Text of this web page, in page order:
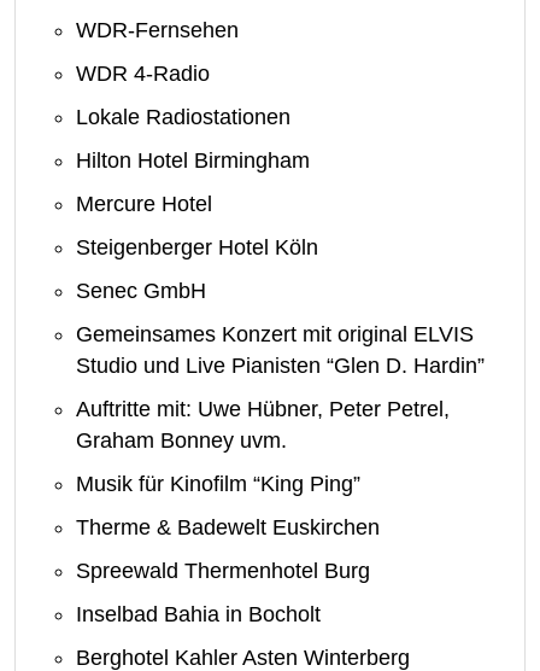
WDR-Fernsehen
WDR 4-Radio
Lokale Radiostationen
Hilton Hotel Birmingham
Mercure Hotel
Steigenberger Hotel Köln
Senec GmbH
Gemeinsames Konzert mit original ELVIS
Studio und Live Pianisten “Glen D. Hardin”
Auftritte mit: Uwe Hübner, Peter Petrel,
Graham Bonney uvm.
Musik für Kinofilm “King Ping”
Therme & Badewelt Euskirchen
Spreewald Thermenhotel Burg
Inselbad Bahia in Bocholt
Berghotel Kahler Asten Winterberg